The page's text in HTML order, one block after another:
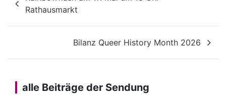
Rathausmarkt
Bilanz Queer History Month 2026
alle Beiträge der Sendung